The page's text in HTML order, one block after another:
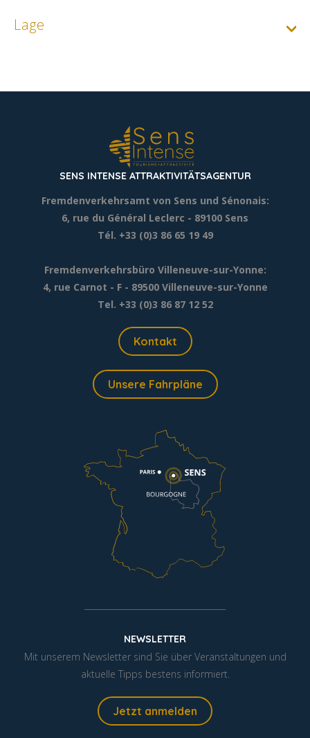
Lage
SENS INTENSE ATTRAKTIVITÄTSAGENTUR
Fremdenverkehrsamt von Sens und Sénonais:
6, rue du Général Leclerc - 89100 Sens
Tél. +33 (0)3 86 65 19 49
Fremdenverkehrsbüro Villeneuve-sur-Yonne:
4, rue Carnot - F - 89500 Villeneuve-sur-Yonne
Tel. +33 (0)3 86 87 12 52
Kontakt
Unsere Fahrpläne
NEWSLETTER
Mit unserem Newsletter sind Sie über Veranstaltungen und
aktuelle Tipps bestens informiert.
Jetzt anmelden